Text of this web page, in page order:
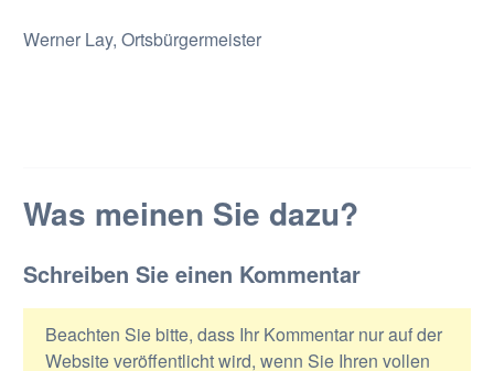
Werner Lay, Ortsbürgermeister
Was meinen Sie dazu?
Schreiben Sie einen Kommentar
Beachten Sie bitte, dass Ihr Kommentar nur auf der
Website veröffentlicht wird, wenn Sie Ihren vollen